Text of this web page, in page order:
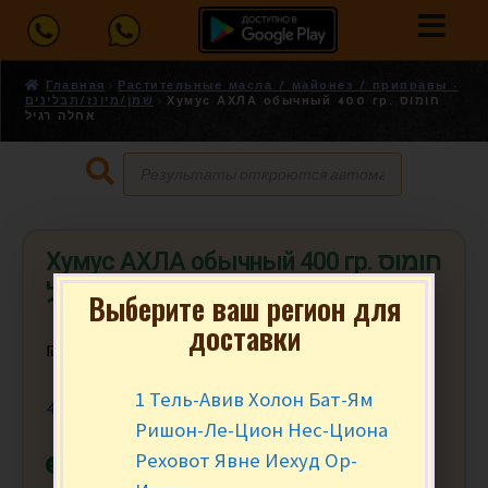
Главная
Растительные масла / майонез / приправы -
שמן/מיונז/תבלינים
Хумус АХЛА обычный 400 гр. חומוס
אחלה רגיל
Хумус АХЛА обычный 400 гр. חומוס
אחלה רגיל
₪ за шт.
400 гр.
В наличии
Выберите ваш регион для
доставки
1 Тель-Авив Холон Бат-Ям
Ришон-Ле-Цион Нес-Циона
Реховот Явне Иехуд Ор-